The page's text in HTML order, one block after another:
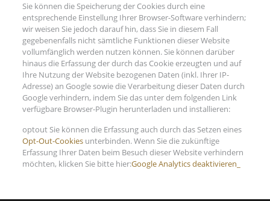
Sie können die Speicherung der Cookies durch eine
entsprechende Einstellung Ihrer Browser-Software verhindern;
wir weisen Sie jedoch darauf hin, dass Sie in diesem Fall
gegebenenfalls nicht sämtliche Funktionen dieser Website
vollumfänglich werden nutzen können. Sie können darüber
hinaus die Erfassung der durch das Cookie erzeugten und auf
Ihre Nutzung der Website bezogenen Daten (inkl. Ihrer IP-
Adresse) an Google sowie die Verarbeitung dieser Daten durch
Google verhindern, indem Sie das unter dem folgenden Link
verfügbare Browser-Plugin herunterladen und installieren:
optout Sie können die Erfassung auch durch das Setzen eines
Opt-Out-Cookiesunterbinden. Wenn Sie die zukünftige
Erfassung Ihrer Daten beim Besuch dieser Website verhindern
möchten, klicken Sie bitte hier:Google Analytics deaktivieren_